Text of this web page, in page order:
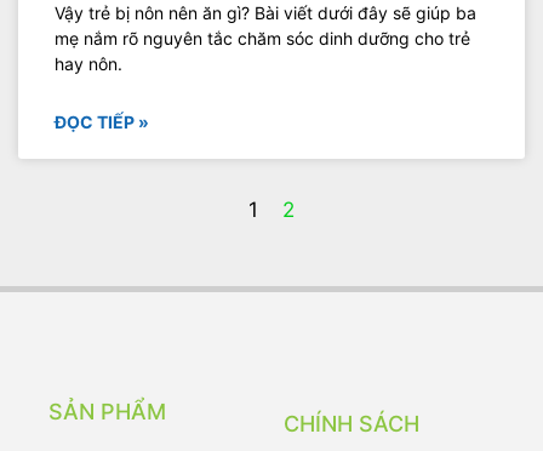
Vậy trẻ bị nôn nên ăn gì? Bài viết dưới đây sẽ giúp ba
mẹ nắm rõ nguyên tắc chăm sóc dinh dưỡng cho trẻ
hay nôn.
ĐỌC TIẾP »
1 2
SẢN PHẨM CHÍNH SÁCH